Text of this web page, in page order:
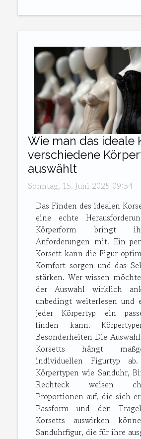
Wie man das ideale
verschiedene
auswählt
Sonntag, 15. Juni 2025 09:54
Das Finden des idealen
eine echte
Körperform bringt
Anforderungen mit. Ein
Korsett kann die Figur
Komfort sorgen und das
stärken. Wer wissen
der Auswahl wirklich
unbedingt weiterlesen und
jeder Körpertyp ein
finden kann.
Besonderheiten Die
Korsetts hängt
individuellen Figurtyp ab.
Körpertypen wie Sanduhr,
Rechteck weisen
Proportionen auf, die sich
Passform und den
Korsetts auswirken
Sanduhrfigur, die für ihre